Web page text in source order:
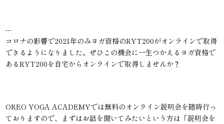
---
コロナの影響で2021年のみヨガ資格のRYT200がオンラインで取得
できるようになりました。ぜひこの機会に一生つかえるヨガ資格で
あるRYT200を自宅からオンラインで取得しませんか？
OREO YOGA ACADEMYでは無料のオンライン説明会を随時行っ
ておりますので、まずはお話を聞いてみたいという方は「説明会を